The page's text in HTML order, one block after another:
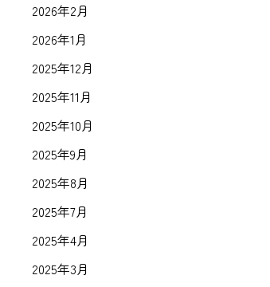
2026年2月
2026年1月
2025年12月
2025年11月
2025年10月
2025年9月
2025年8月
2025年7月
2025年4月
2025年3月